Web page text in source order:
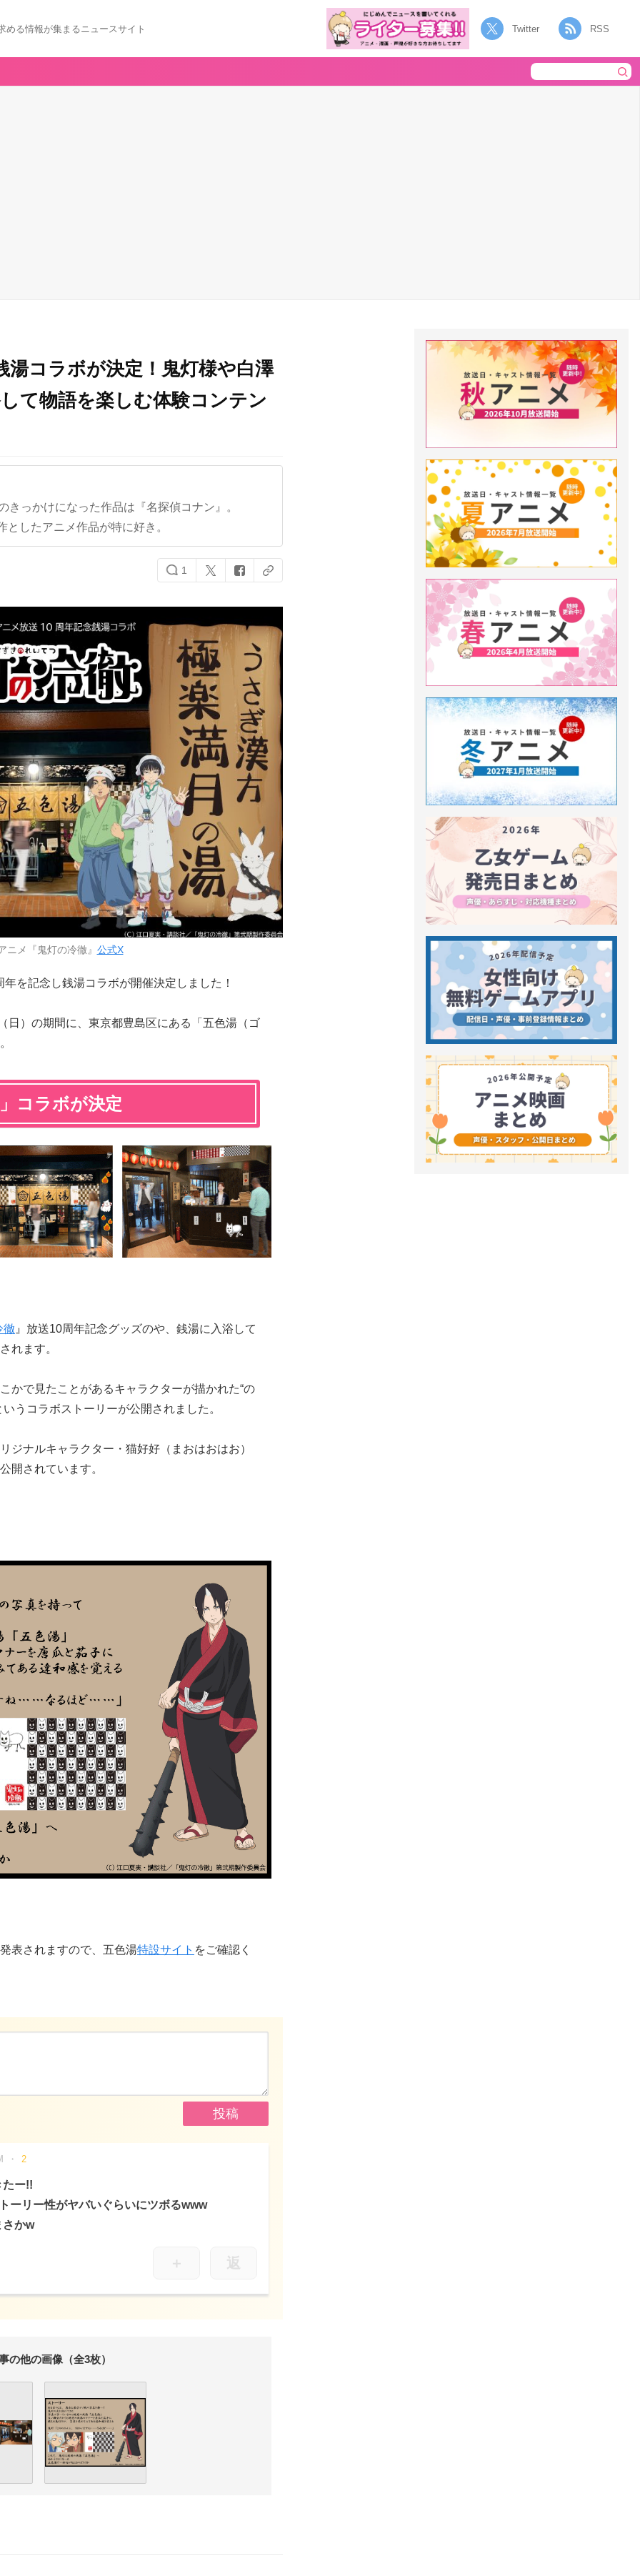
める情報が集まるニュースサイト Twitter RSS
湯コラボが決定！鬼灯様や白澤
て物語を楽しむ体験コンテン
きっかけになった作品は『名探偵コナン』。
したアニメ作品が特に好き。
1
ニメ『鬼灯の冷徹』 公式X
年を記念し銭湯コラボが開催決定しました！
日）の期間に、東京都豊島区にある「五色湯（ゴ
コラボが決定
徹 』放送10周年記念グッズのや、銭湯に入浴して
れます。
かで見たことがあるキャラクターが描かれた“の
うコラボストーリーが公開されました。
ジナルキャラクター・猫好好（まおはおはお）
開されています。
表されますので、五色湯特設サイト をご確認く
2
たー!!
リー性がヤバいぐらいにツボるwww
さかw
＋ 返
の他の画像（全3枚）